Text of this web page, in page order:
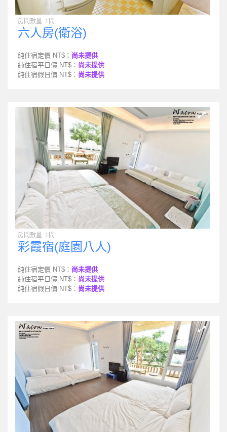
房間數量: 1間
六人房(衛浴)
純住宿定價 NT$： 尚未提供
純住宿平日價 NT$： 尚未提供
純住宿假日價 NT$： 尚未提供
房間數量: 1間
彩霞宿(庭園八人)
純住宿定價 NT$： 尚未提供
純住宿平日價 NT$： 尚未提供
純住宿假日價 NT$： 尚未提供